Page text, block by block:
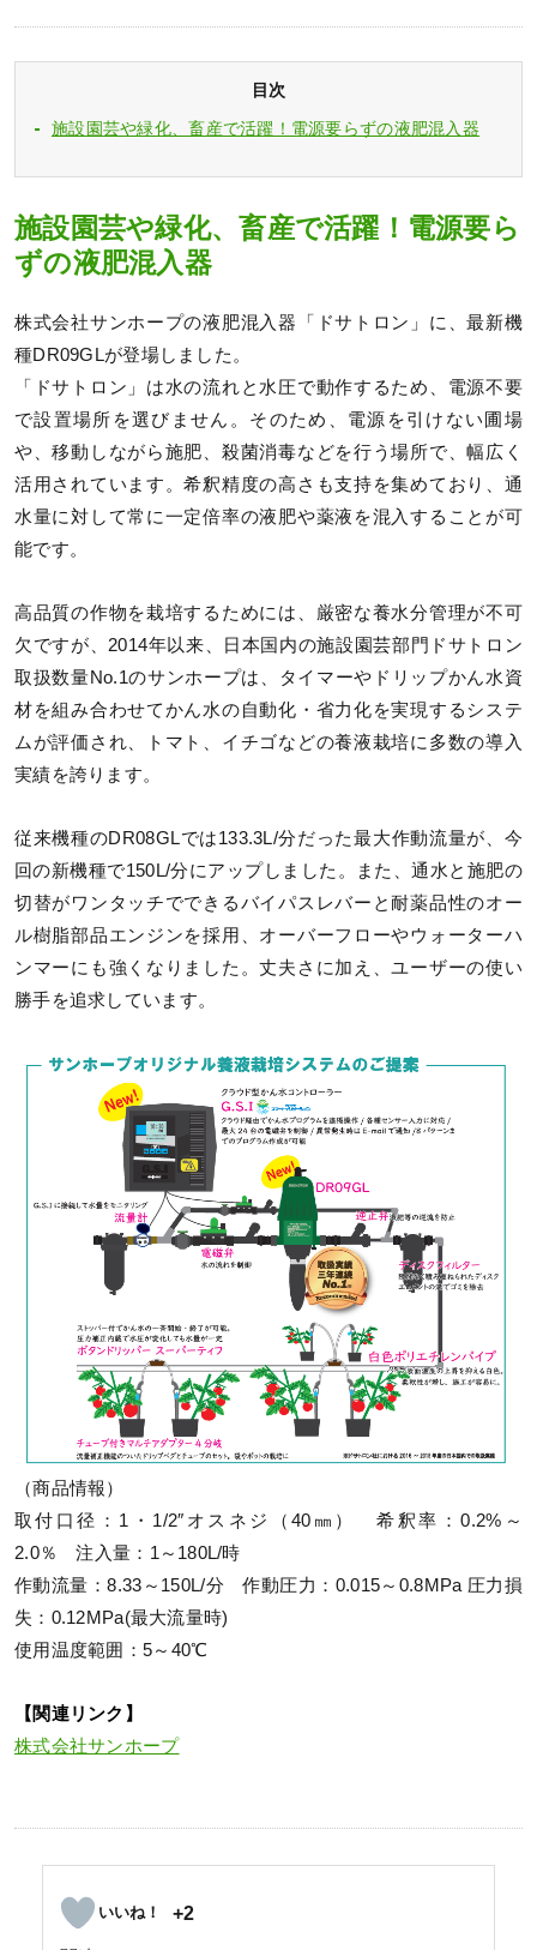
目次
施設園芸や緑化、畜産で活躍！電源要らずの液肥混入器
施設園芸や緑化、畜産で活躍！電源要ら
ずの液肥混入器
株式会社サンホープの液肥混入器「ドサトロン」に、最新機
種DR09GLが登場しました。
「ドサトロン」は水の流れと水圧で動作するため、電源不要
で設置場所を選びません。そのため、電源を引けない圃場
や、移動しながら施肥、殺菌消毒などを行う場所で、幅広く
活用されています。希釈精度の高さも支持を集めており、通
水量に対して常に一定倍率の液肥や薬液を混入することが可
能です。
高品質の作物を栽培するためには、厳密な養水分管理が不可
欠ですが、2014年以来、日本国内の施設園芸部門ドサトロン
取扱数量No.1のサンホープは、タイマーやドリップかん水資
材を組み合わせてかん水の自動化・省力化を実現するシステ
ムが評価され、トマト、イチゴなどの養液栽培に多数の導入
実績を誇ります。
従来機種のDR08GLでは133.3L/分だった最大作動流量が、今
回の新機種で150L/分にアップしました。また、通水と施肥の
切替がワンタッチでできるバイパスレバーと耐薬品性のオー
ル樹脂部品エンジンを採用、オーバーフローやウォーターハ
ンマーにも強くなりました。丈夫さに加え、ユーザーの使い
勝手を追求しています。
（商品情報）
取付口径：1・1/2″オスネジ（40㎜） 希釈率：0.2%～
2.0％ 注入量：1～180L/時
作動流量：8.33～150L/分 作動圧力：0.015～0.8MPa 圧力損
失：0.12MPa(最大流量時)
使用温度範囲：5～40℃
【関連リンク】
株式会社サンホープ
+2